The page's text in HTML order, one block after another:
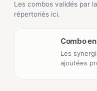
Les combos validés par
répertoriés ici.
Combo
Les
ajoutées